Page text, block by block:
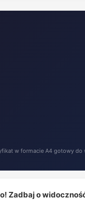
w formacie A4 gotowy do
Zadbaj o